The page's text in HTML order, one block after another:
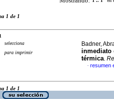
1 de 1
selecciona
para imprimir
Badner,
inmediato
térmica.
· resumen
1 de 1